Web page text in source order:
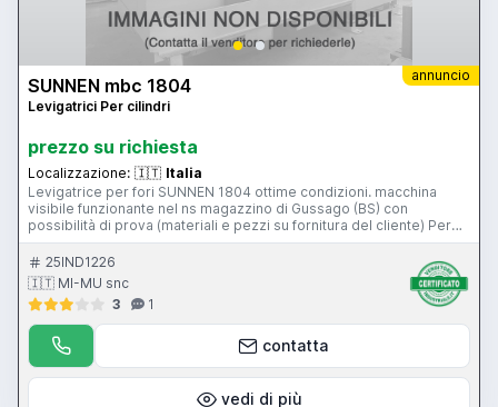
annuncio
SUNNEN mbc 1804
Levigatrici Per cilindri
prezzo su richiesta
Localizzazione: 🇮🇹 Italia
Levigatrice per fori SUNNEN 1804 ottime condizioni. macchina
visibile funzionante nel ns magazzino di Gussago (BS) con
possibilità di prova (materiali e pezzi su fornitura del cliente) Per
informazioni e prezzi contattateci senza impegno. Mimu Macchine
Utensili Lappatrice per fori Levigatrice Honing machine
Hohnmaschine
25IND1226
🇮🇹 MI-MU snc
3
1
contatta
vedi di più